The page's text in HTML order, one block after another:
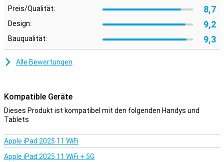
Sie sich nie Sorgen machen müssen, ob die Batterie aufgeladen ist.
Außerdem ist der SmartTag 2 vollständig wasserdicht, so dass Sie
sich keine Sorgen über Regen machen müssen. Mit dem NFC
SmartTag-Besitzers anzeigen, indem Sie den SmartTag 2 einfach
an Ihr Handy halten. Sie können den Galaxy SmartTag 2 auch ganz
einfach mit Hilfe der Kompassansicht finden!
Preis/Qualität: 8,7
Design: 9,2
Bauqualität: 9,3
Alle Bewertungen
Kompatible Geräte
Dieses Produkt ist kompatibel mit den folgenden Handys und
Tablets
Apple iPad 2025 11 WiFi
Apple iPad 2025 11 WiFi + 5G